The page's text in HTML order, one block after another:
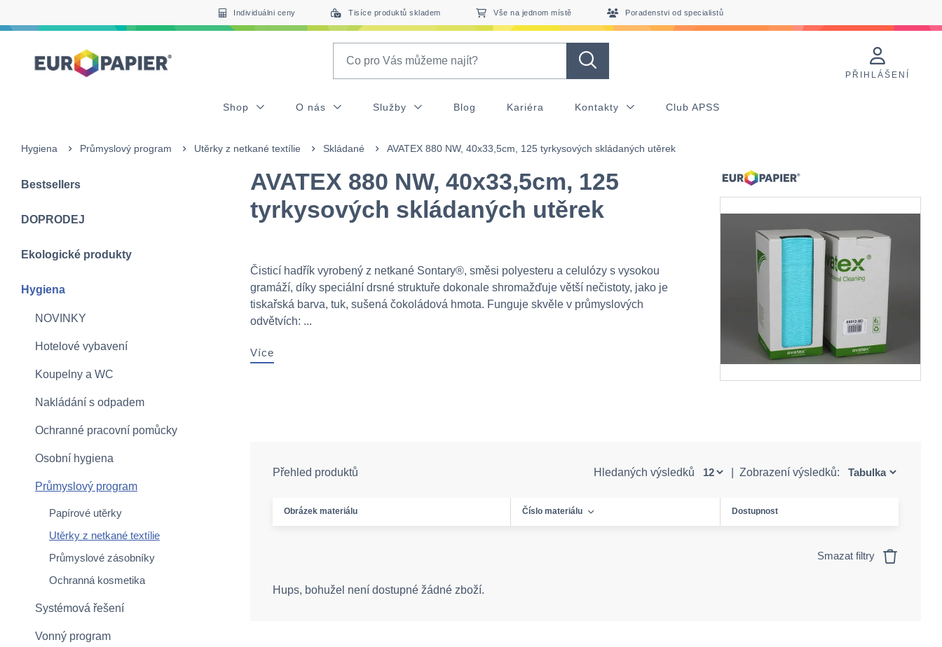
Individuálni ceny Tisíce produktů skladem Vše na jednom místě Poradenstvi od specialistů
PŘIHLÁŠENÍ
Shop O nás Služby Blog Kariéra Kontakty Club APSS
Hygiena Průmyslový program Utěrky z netkané textílie Skládané AVATEX 880 NW, 40x33,5cm, 125 tyrkysových skládaných utěrek
Bestsellers
DOPRODEJ
Ekologické produkty
Hygiena
NOVINKY
Hotelové vybavení
Koupelny a WC
Nakládání s odpadem
Ochranné pracovní pomůcky
Osobní hygiena
Průmyslový program
Papírové utěrky
Utěrky z netkané textílie
Průmyslové zásobníky
Ochranná kosmetika
Systémová řešení
Vonný program
AVATEX 880 NW, 40x33,5cm, 125
tyrkysových skládaných utěrek
Čisticí hadřík vyrobený z netkané Sontary®, směsi polyesteru a celulózy s vysokou
gramáží, díky speciální drsné struktuře dokonale shromažďuje větší nečistoty, jako je
tiskařská barva, tuk, sušená čokoládová hmota. Funguje skvěle v průmyslových
odvětvích: ...
Více
Přehled produktů Hledaných výsledků Zobrazení výsledků:
Obrázek materiálu Číslo materiálu Dostupnost
Smazat filtry
Hups, bohužel není dostupné žádné zboží.